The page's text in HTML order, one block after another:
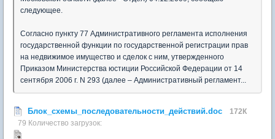
следующее.
Согласно пункту 77 Административного регламента исполнения
государственной функции по государственной регистрации прав
на недвижимое имущество и сделок с ним, утвержденного
Приказом Министерства юстиции Российской Федерации от 14
сентября 2006 г. N 293 (далее – Административный регламент...
Блок_схемы_последовательности_действий.doc
172К
79 Количество загрузок: